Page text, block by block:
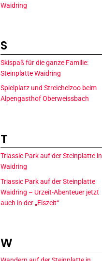
Waidring
S
Skispaß für die ganze Familie:
Steinplatte Waidring
Spielplatz und Streichelzoo beim
Alpengasthof Oberweissbach
T
Triassic Park auf der Steinplatte in
Waidring
Triassic Park auf der Steinplatte
Waidring – Urzeit-Abenteuer jetzt
auch in der „Eiszeit“
W